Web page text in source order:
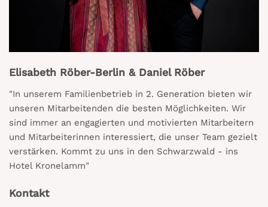
Elisabeth Röber-Berlin & Daniel Röber
"In unserem Familienbetrieb in 2. Generation bieten wir
unseren Mitarbeitenden die besten Möglichkeiten. Wir
sind immer an engagierten und motivierten Mitarbeitern
und Mitarbeiterinnen interessiert, die unser Team gezielt
verstärken. Kommt zu uns in den Schwarzwald - ins
Hotel Kronelamm"
Kontakt